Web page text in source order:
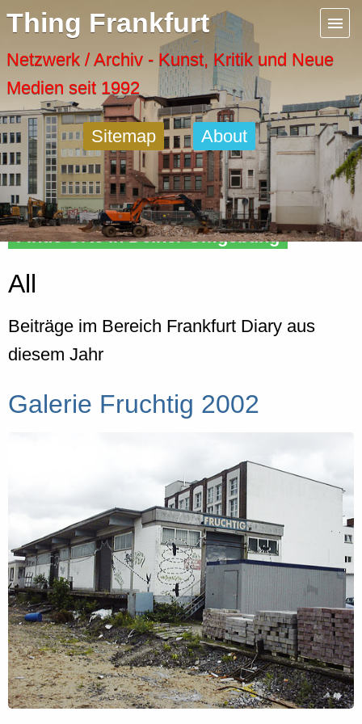
Thing Frankfurt
Netzwerk / Archiv - Kunst, Kritik und Neue
Medien seit 1992
Sitemap About
Finde Orte in Deiner Umgebung
All
Beiträge im Bereich Frankfurt Diary aus
diesem Jahr
Galerie Fruchtig 2002
Menu
Artspaces
Cool Places
Frankfurt Diary
Activity
Recent Posts
Home